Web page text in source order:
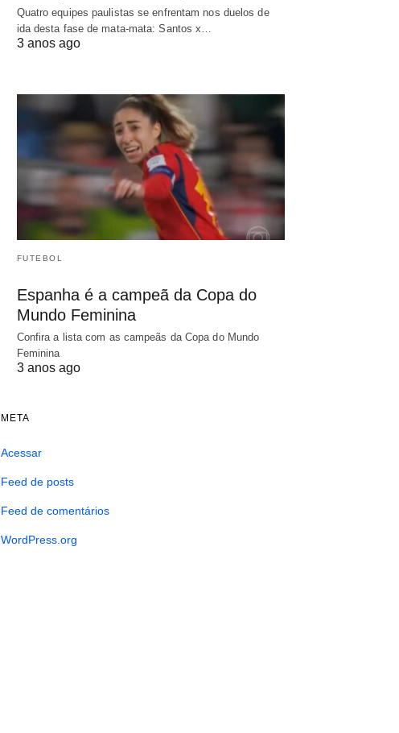
Quatro equipes paulistas se enfrentam nos duelos de
ida desta fase de mata-mata: Santos x…
3 anos ago
FUTEBOL
Espanha é a campeã da Copa do
Mundo Feminina
Confira a lista com as campeãs da Copa do Mundo
Feminina
3 anos ago
META
Acessar
Feed de posts
Feed de comentários
WordPress.org